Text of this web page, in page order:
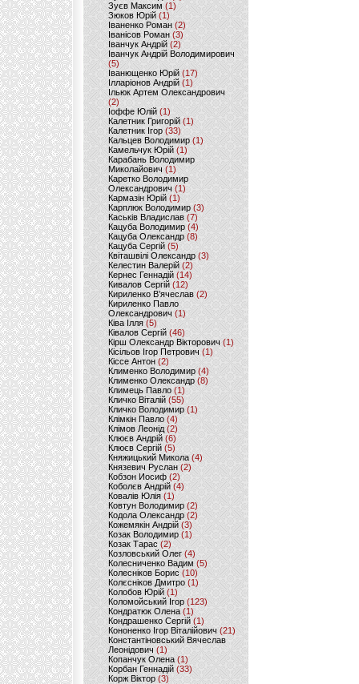
Зуєв Максим(1)
Зюков Юрій (1)
Іваненко Роман (2)
Іванісов Роман (3)
Іванчук Андрій(2)
Іванчук Андрій Володимирович
(5)
Іванющенко Юрій (17)
Ілларіонов Андрій (1)
Ільюк Артем Олександрович
(2)
Іоффе Юлій (1)
Калетник Григорій(1)
Калетник Ігор (33)
Кальцев Володимир(1)
Камельчук Юрій (1)
Карабань Володимир
Миколайович (1)
Каретко Володимир
Олександрович (1)
Кармазін Юрій(1)
Карплюк Володимир(3)
Каськів Владислав (7)
Кацуба Володимир (4)
Кацуба Олександр (8)
Кацуба Сергій (5)
Квіташвілі Олександр(3)
Келестин Валерій(2)
Кернес Геннадій (14)
Кивалов Сергій (12)
Кириленко В’ячеслав (2)
Кириленко Павло
Олександрович (1)
Ківа Ілля (5)
Ківалов Сергій(46)
Кірш Олександр Вікторович (1)
Кісільов Ігор Петрович (1)
Кіссе Антон (2)
Клименко Володимир(4)
Клименко Олександр (8)
Климець Павло (1)
Кличко Віталій(55)
Кличко Володимир (1)
Клімкін Павло (4)
Клімов Леонід(2)
Клюєв Андрій(6)
Клюєв Сергій (5)
Княжицький Микола(4)
Князевич Руслан (2)
Кобзон Иосиф(2)
Коболєв Андрій (4)
Ковалів Юлія(1)
Ковтун Володимир (2)
Кодола Олександр (2)
Кожемякін Андрій (3)
Козак Володимир (1)
Козак Тарас (2)
Козловський Олег(4)
Колесниченко Вадим (5)
Колесніков Борис (10)
Колєсніков Дмитро (1)
Колобов Юрій (1)
Коломойський Ігор (123)
Кондратюк Олена(1)
Кондрашенко Сергій (1)
Кононенко Ігор Віталійович (21)
Константіновський Вячеслав
Леонідович (1)
Копанчук Олена (1)
Корбан Геннадій (33)
Корж Віктор (3)